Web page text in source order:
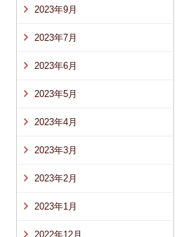
2023年9月
2023年7月
2023年6月
2023年5月
2023年4月
2023年3月
2023年2月
2023年1月
2022年12月